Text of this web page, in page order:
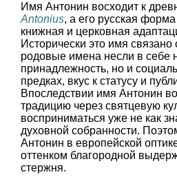
Имя Антонин восходит к
Antonius, а его русская
книжная и церковная
Исторически это имя
родовые имена несли в себе
принадлежность, но и
предках, вкус к статусу и
Впоследствии имя Антонин
традицию через святцевую
восприниматься уже не как
духовной собранности.
Антонин в европейской
оттенком благородной
стержня.